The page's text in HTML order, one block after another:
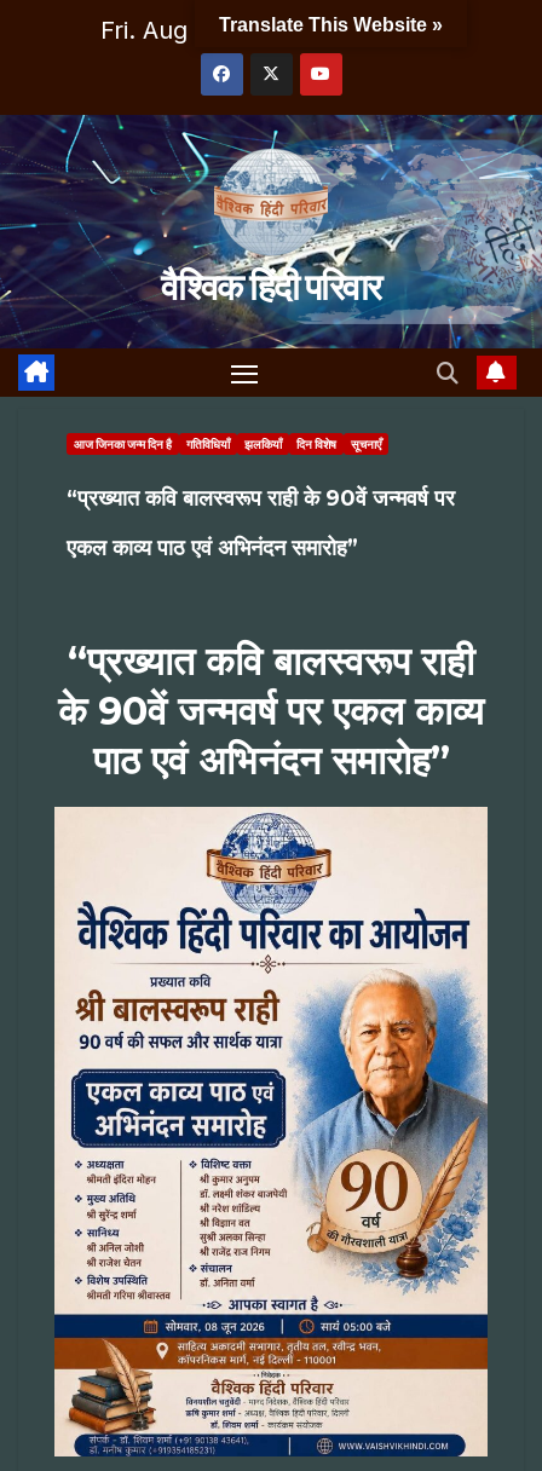
Fri. Aug 7th, 2026 4:55:42 PM
वैश्विक हिंदी परिवार
आज जिनका जन्म दिन है गतिविधियाँ झलकियाँ दिन विशेष सूचनाएँ
“प्रख्यात कवि बालस्वरूप राही के 90वें जन्मवर्ष पर
एकल काव्य पाठ एवं अभिनंदन समारोह”
“प्रख्यात कवि बालस्वरूप राही
के 90वें जन्मवर्ष पर एकल काव्य
पाठ एवं अभिनंदन समारोह”
Translate This Website »